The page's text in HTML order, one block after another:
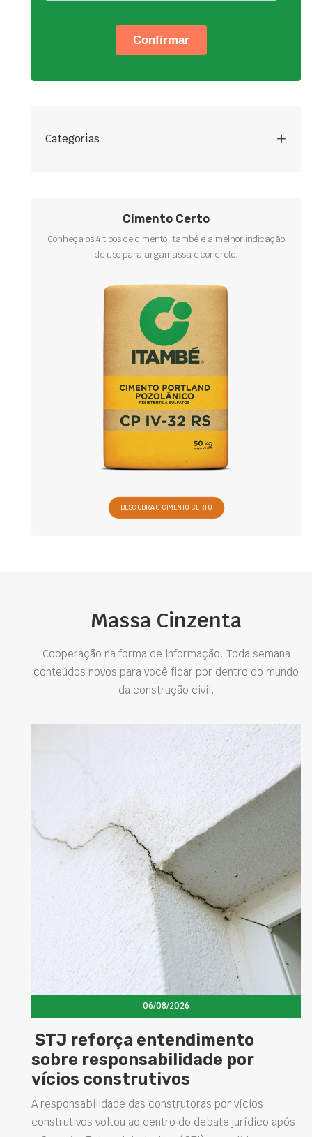
Categorias
Cimento Certo
Conheça os 4 tipos de cimento Itambé e a melhor indicação
de uso para argamassa e concreto.
DESCUBRA O CIMENTO CERTO
Massa Cinzenta
Cooperação na forma de informação. Toda semana
conteúdos novos para você ficar por dentro do mundo
da construção civil.
06/08/2026
STJ reforça entendimento
sobre responsabilidade por
vícios construtivos
A responsabilidade das construtoras por vícios
construtivos voltou ao centro do debate jurídico após